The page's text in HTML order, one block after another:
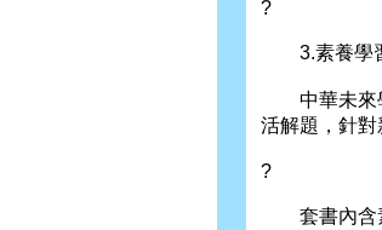
?
3.素養學習
中華未來學
活解題，針對
?
套書內含素